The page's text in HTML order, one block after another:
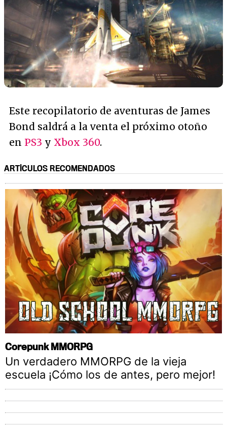
Este recopilatorio de aventuras de James
Bond saldrá a la venta el próximo otoño
en PS3 y Xbox 360.
ARTÍCULOS RECOMENDADOS
Corepunk MMORPG
Un verdadero MMORPG de la vieja
escuela ¡Cómo los de antes, pero mejor!